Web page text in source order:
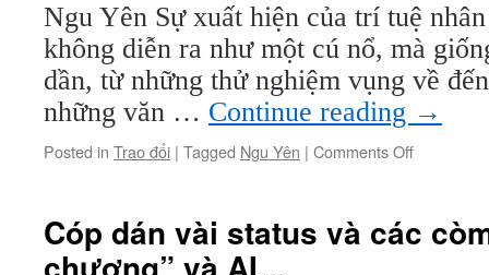
Ngu Yên Sự xuất hiện của trí tuệ
không diễn ra như một cú nổ, mà
dần, từ những thử nghiệm vụng về
những văn … Continue reading →
Posted in Trao đổi | Tagged Ngu Yên | Comments Offon
Chuyện
Cóp dán vài status và các